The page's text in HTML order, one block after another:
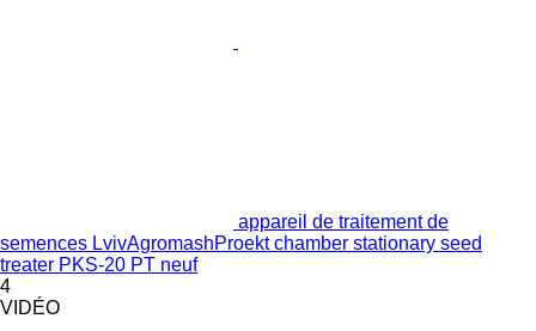
appareil de traitement de
semences LvivAgromashProekt chamber stationary seed
treater PKS-20 PT neuf
4
VIDÉO